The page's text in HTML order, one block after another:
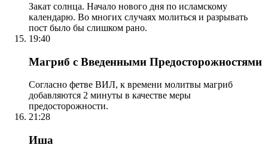
Закат солнца. Начало нового дня по исламскому
календарю. Во многих случаях молиться и разрывать
пост было бы слишком рано.
19:40
Магриб с Введенными Предосторожностями
Согласно фетве ВИЛ, к времени молитвы магриб
добавляются 2 минуты в качестве меры
предосторожности.
21:28
Иша